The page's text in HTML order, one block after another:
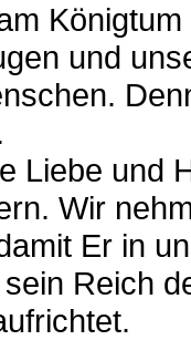
und
Liebe und
Wir
Er in
Reich